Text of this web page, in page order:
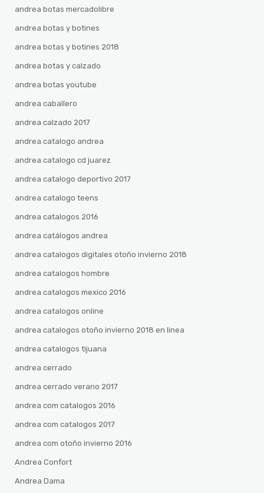
andrea botas mercadolibre
andrea botas y botines
andrea botas y botines 2018
andrea botas y calzado
andrea botas youtube
andrea caballero
andrea calzado 2017
andrea catalogo andrea
andrea catalogo cd juarez
andrea catalogo deportivo 2017
andrea catalogo teens
andrea catalogos 2016
andrea catálogos andrea
andrea catalogos digitales otoño invierno 2018
andrea catalogos hombre
andrea catalogos mexico 2016
andrea catalogos online
andrea catalogos otoño invierno 2018 en linea
andrea catalogos tijuana
andrea cerrado
andrea cerrado verano 2017
andrea com catalogos 2016
andrea com catalogos 2017
andrea com otoño invierno 2016
Andrea Confort
Andrea Dama